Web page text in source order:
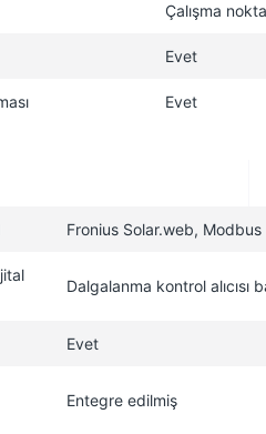
Çalışma
Evet
Evet
Fronius Solar.web,
Dalgalanma kontrol alıcısı
Evet
Entegre edilmiş